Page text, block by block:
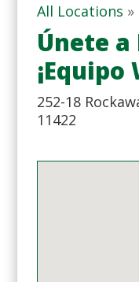
All Locations »
Únete a
252-18
11422